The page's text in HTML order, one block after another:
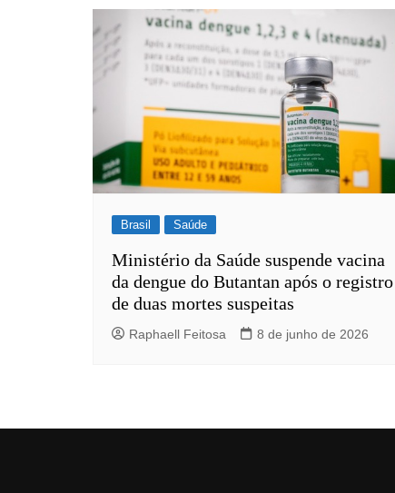
Brasil Saúde
Ministério da Saúde suspende vacina
da dengue do Butantan após o registro
de duas mortes suspeitas
Raphaell Feitosa 8 de junho de 2026